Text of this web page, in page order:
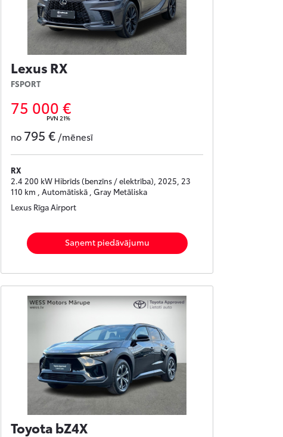
Lexus RX
FSPORT
75 000 €
PVN 21%
no 795 € /mēnesī
RX
2.4 200 kW Hibrīds (benzīns / elektrība), 2025, 23
110 km , Automātiskā , Gray Metāliska
Lexus Rīga Airport
Saņemt piedāvājumu
Toyota bZ4X